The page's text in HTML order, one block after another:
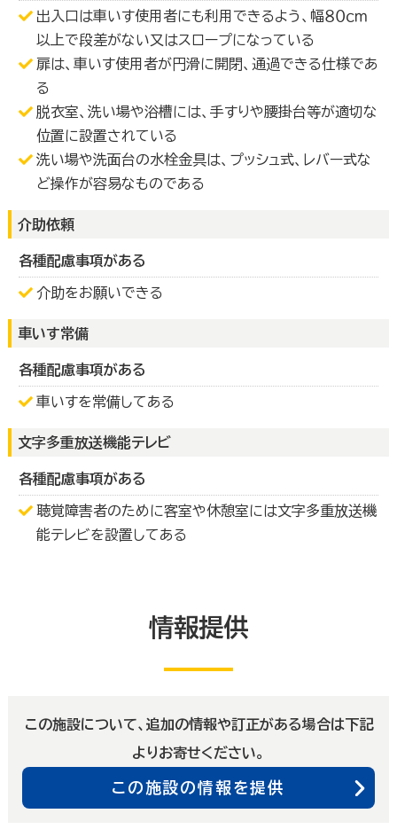
出入口は車いす使用者にも利用できるよう、幅８０ｃｍ
以上で段差がない又はスロープになっている
扉は、車いす使用者が円滑に開閉、通過できる仕様であ
る
脱衣室、洗い場や浴槽には、手すりや腰掛台等が適切な
位置に設置されている
洗い場や洗面台の水栓金具は、プッシュ式、レバー式な
ど操作が容易なものである
介助依頼
各種配慮事項がある
介助をお願いできる
車いす常備
各種配慮事項がある
車いすを常備してある
文字多重放送機能テレビ
各種配慮事項がある
聴覚障害者のために客室や休憩室には文字多重放送機
能テレビを設置してある
情報提供
この施設について、追加の情報や訂正がある場合は下記
よりお寄せください。
この施設の情報を提供